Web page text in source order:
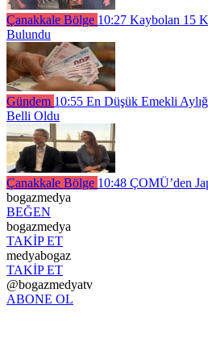
Çanakkale Bölge 10:27 Kaybolan 15
Bulundu
Gündem 10:55 En Düşük Emekli
Belli Oldu
Çanakkale Bölge 10:48 ÇOMÜ’den
bogazmedya
BEĞEN
bogazmedya
TAKİP ET
medyabogaz
TAKİP ET
@bogazmedyatv
ABONE OL